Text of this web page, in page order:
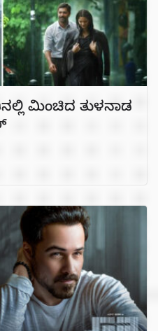
ಮಿಂಚಿದ ತುಳನಾಡ